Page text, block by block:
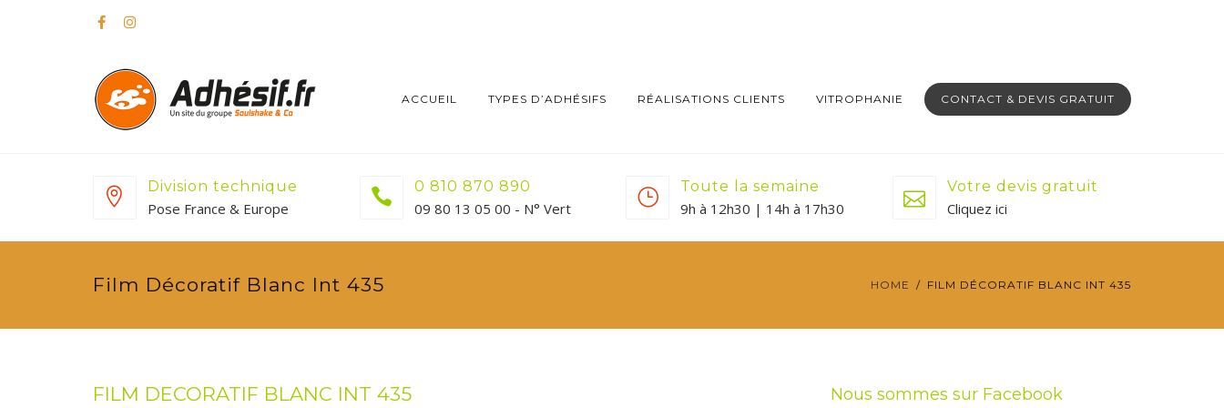
ACCUEIL TYPES D’ADHÉSIFS RÉALISATIONS CLIENTS VITROPHANIE CONTACT & DEVIS GRATUIT
Division technique
Pose France & Europe
0 810 870 890
09 80 13 05 00 - N° Vert
Toute la semaine
9h à 12h30 | 14h à 17h30
Votre devis gratuit
Cliquez ici
Film Décoratif Blanc Int 435 HOME FILM DÉCORATIF BLANC INT 435
FILM DECORATIF BLANC INT 435 Nous sommes sur Facebook